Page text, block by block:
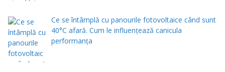
Ce se întâmplă cu panourile fotovoltaice când sunt
40°C afară. Cum le influențează canicula
performanța